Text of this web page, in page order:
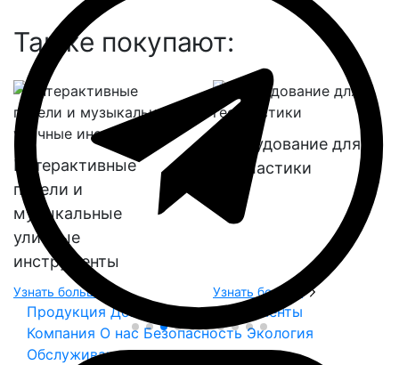
Также покупают:
Интерактивные
панели и
музыкальные
уличные
инструменты
Узнать больше
Оборудование для
геопластики
Узнать больше
Продукция Дополнительные элементы
Компания О нас Безопасность Экология
Обслуживание